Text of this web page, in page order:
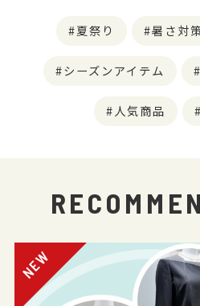
夏祭り 暑さ対
シーズンアイテム
人気商品